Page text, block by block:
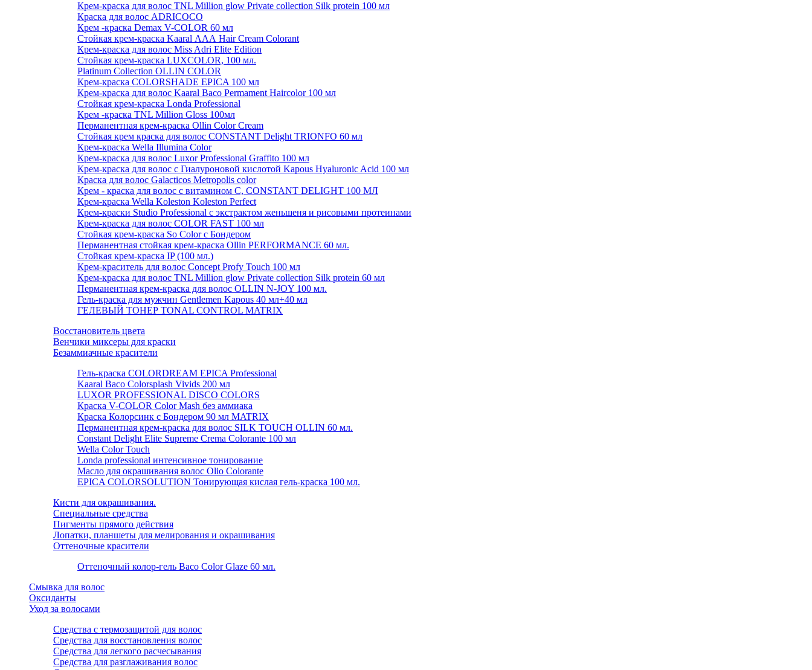
Крем-краска для волос TNL Million glow Private collection Silk protein 100 мл
Краска для волос ADRICOCO
Крем -краска Demax V-COLOR 60 мл
Стойкая крем-краска Kaaral ААА Hair Cream Colorant
Крем-краска для волос Miss Adri Elite Edition
Стойкая крем-краска LUXCOLOR, 100 мл.
Platinum Collection OLLIN COLOR
Крем-краска COLORSHADE EPICA 100 мл
Крем-краска для волос Kaaral Baco Permament Haircolor 100 мл
Стойкая крем-краска Londa Professional
Крем -краска TNL Million Gloss 100мл
Перманентная крем-краска Ollin Color Cream
Стойкая крем краска для волос CONSTANT Delight TRIONFO 60 мл
Крем-краска Wella Illumina Color
Крем-краска для волос Luxor Professional Graffito 100 мл
Крем-краска для волос с Гиалуроновой кислотой Kapous Hyaluronic Acid 100 мл
Краска для волос Galacticos Metropolis color
Крем - краска для волос с витамином С, CONSTANT DELIGHT 100 МЛ
Крем-краска Wella Koleston Koleston Perfect
Крем-краски Studio Professional с экстрактом женьшеня и рисовыми протеинами
Крем-краска для волос COLOR FAST 100 мл
Стойкая крем-краска So Color с Бондером
Перманентная стойкая крем-краска Ollin PERFORMANCE 60 мл.
Стойкая крем-краска IP (100 мл.)
Крем-краситель для волос Concept Profy Touch 100 мл
Крем-краска для волос TNL Million glow Private collection Silk protein 60 мл
Перманентная крем-краска для волос OLLIN N-JOY 100 мл.
Гель-краска для мужчин Gentlemen Kapous 40 мл+40 мл
ГЕЛЕВЫЙ ТОНЕР TONAL CONTROL MATRIX
Восстановитель цвета
Венчики миксеры для краски
Безаммиачные красители
Гель-краска COLORDREAM EPICA Professional
Kaaral Baco Colorsplash Vivids 200 мл
LUXOR PROFESSIONAL DISCO COLORS
Краска V-COLOR Color Mash без аммиака
Краска Колорсинк с Бондером 90 мл MATRIX
Перманентная крем-краска для волос SILK TOUCH OLLIN 60 мл.
Constant Delight Elite Supreme Crema Colorante 100 мл
Wella Color Touch
Londa professional интенсивное тонирование
Масло для окрашивания волос Olio Colorante
EPICA COLORSOLUTION Тонирующая кислая гель-краска 100 мл.
Кисти для окрашивания.
Специальные средства
Пигменты прямого действия
Лопатки, планшеты для мелирования и окрашивания
Оттеночные красители
Оттеночный колор-гель Baco Color Glaze 60 мл.
Смывка для волос
Оксиданты
Уход за волосами
Средства с термозащитой для волос
Средства для восстановления волос
Средства для легкого расчесывания
Средства для разглаживания волос